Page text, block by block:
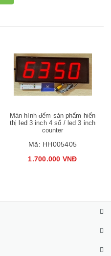
Màn hình đếm sản phẩm hiển
thị led 3 inch 4 số / led 3 inch
counter
Mã: HH005405
1.700.000 VNĐ